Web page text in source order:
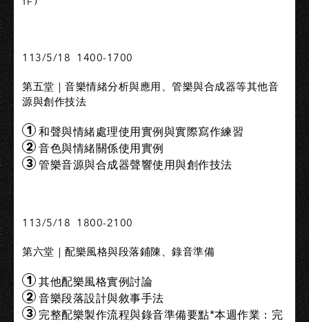
113/5/18 1400-1700
第五堂｜音樂情緒分析與應用、管樂與合成器等其他音
源與創作技法
和聲與情緒處理使用實例與實際寫作練習
音色與情緒關係使用實例
管樂音源與合成器聲響使用與創作技法
113/5/18 1800-2100
第六堂｜配樂風格與段落鋪陳、錄音準備
其他配樂風格實例討論
音樂段落設計與敘事手法
完整配樂製作流程與錄音準備要點*本週作業：完